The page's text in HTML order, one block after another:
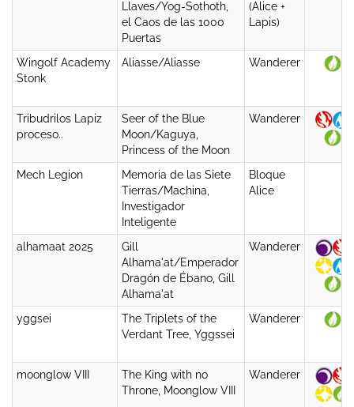
Llaves/Yog-Sothoth,
el Caos de las 1000
Puertas
(Alice +
Lapis)
Wingolf Academy
Stonk
Aliasse/Aliasse Wanderer
Tribudrilos Lapiz
proceso..
Seer of the Blue
Moon/Kaguya,
Princess of the Moon
Wanderer
Mech Legion
Memoria de las Siete
Tierras/Machina,
Investigador
Inteligente
Bloque
Alice
alhamaat 2025
Gill
Alhama'at/Emperador
Dragón de Ébano, Gill
Alhama'at
Wanderer
yggsei
The Triplets of the
Verdant Tree, Yggssei
Wanderer
moonglow VIII
The King with no
Throne, Moonglow VIII
Wanderer